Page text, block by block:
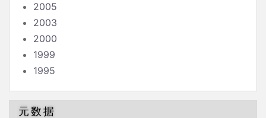
2005
2003
2000
1999
1995
元数据